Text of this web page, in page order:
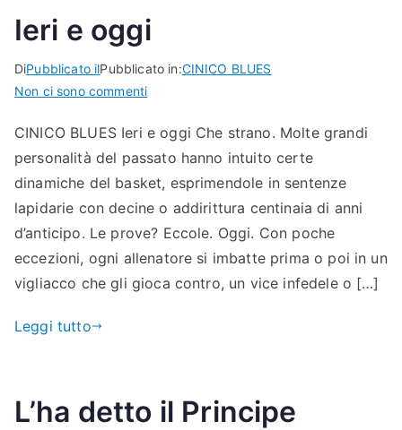
Ieri e oggi
DiPubblicato ilPubblicato in:CINICO BLUES
Non ci sono commentiper
e
oggi
CINICO BLUES Ieri e oggi Che strano. Molte grandi
personalità del passato hanno intuito certe
dinamiche del basket, esprimendole in sentenze
lapidarie con decine o addirittura centinaia di anni
d’anticipo. Le prove? Eccole. Oggi. Con poche
eccezioni, ogni allenatore si imbatte prima o poi in un
vigliacco che gli gioca contro, un vice infedele o […]
Leggi tutto
L’ha detto il Principe